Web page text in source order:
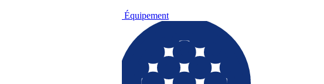
Équipement